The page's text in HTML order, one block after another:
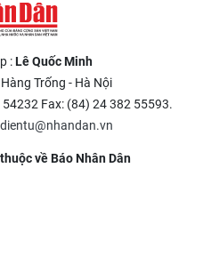
:Lê Quốc Minh
Trống - Hà Nội
Fax: (84) 24 382 55593.
về Báo Nhân Dân